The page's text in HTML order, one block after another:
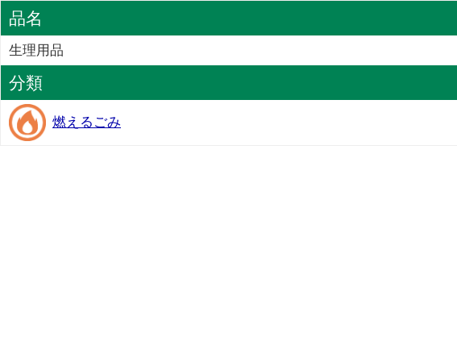
品名
生理用品
分類
燃えるごみ